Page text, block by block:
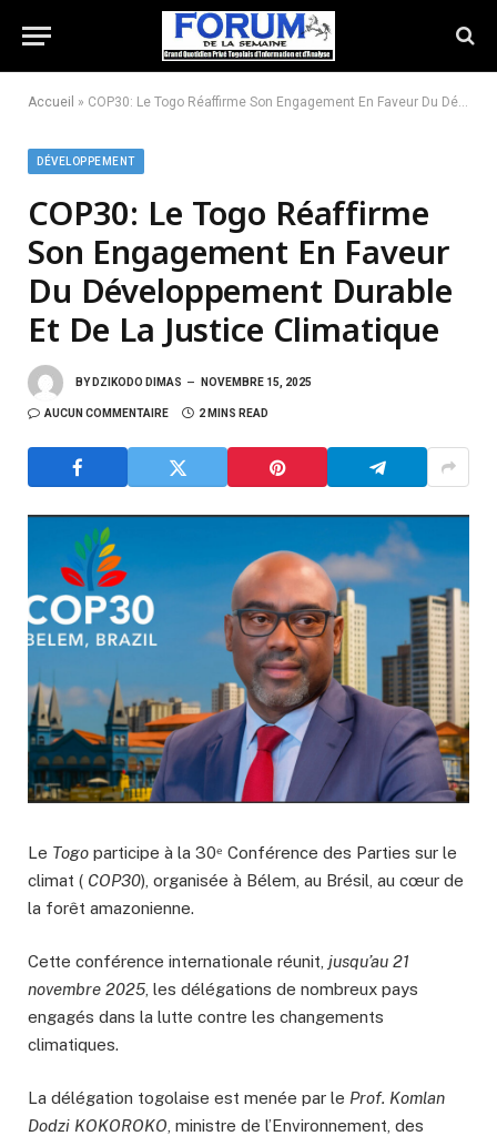
Accueil » COP30: Le Togo Réaffirme Son Engagement En Faveur Du Développement Durable Et De La Justice Climatique
DÉVELOPPEMENT
COP30: Le Togo Réaffirme
Son Engagement En Faveur
Du Développement Durable
Et De La Justice Climatique
BY DZIKODO DIMAS NOVEMBRE 15, 2025
AUCUN COMMENTAIRE 2 MINS READ
Le Togo participe à la 30ᵉ Conférence des Parties sur le
climat ( COP30), organisée à Bélem, au Brésil, au cœur de
la forêt amazonienne.
Cette conférence internationale réunit, jusqu’au 21
novembre 2025 , les délégations de nombreux pays
engagés dans la lutte contre les changements
climatiques.
La délégation togolaise est menée par le Prof. Komlan
Dodzi KOKOROKO , ministre de l’Environnement, des